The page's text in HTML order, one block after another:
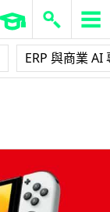
ERP 與商業 AI